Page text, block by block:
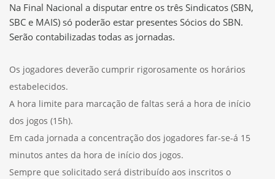
Na Final Nacional a disputar entre os três Sindicatos (SBN,
SBC e MAIS) só poderão estar presentes Sócios do SBN.
Serão contabilizadas todas as jornadas.
Os jogadores deverão cumprir rigorosamente os horários
estabelecidos.
A hora limite para marcação de faltas será a hora de início
dos jogos (15h).
Em cada jornada a concentração dos jogadores far-se-á 15
minutos antes da hora de início dos jogos.
Sempre que solicitado será distribuído aos inscritos o